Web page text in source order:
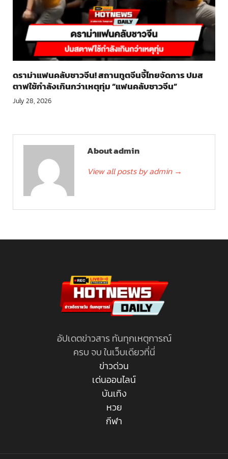
ดราม่าแฟนคลับชาวจีน! สถานทูตจีนจี้ไทยจัดการ ปมส
ตาฟใช้กำลังเกินกว่าเหตุทุ่ม “แฟนคลับชาวจีน”
July 28, 2026
About admin
View all posts by admin →
อัปเดตข่าวสาร ทันทุกเหตุการณ์
ครบ จบ ในเว็บเดียวที่นี่
ข่าวด่วน
เด่นออนไลน์
บันเทิง
หวย
กีฬา